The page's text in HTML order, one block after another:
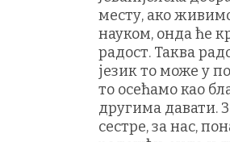
месту, ако
науком, онда ће
радост. Таква
језик то може у
то осећамо као
другима давати.
сестре, за нас,